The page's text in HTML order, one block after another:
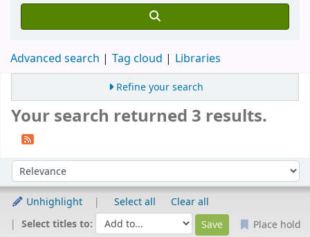
Advanced search Tag cloud Libraries
Refine your search
Your search returned 3 results.
Sort by:
Unhighlight Select all
Clear all
Select titles to:
Place hold